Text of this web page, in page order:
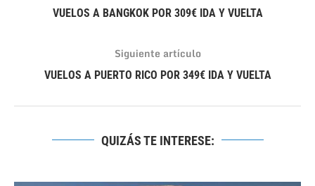
VUELOS A BANGKOK POR 309€ IDA Y VUELTA
Siguiente artículo
VUELOS A PUERTO RICO POR 349€ IDA Y VUELTA
QUIZÁS TE INTERESE: